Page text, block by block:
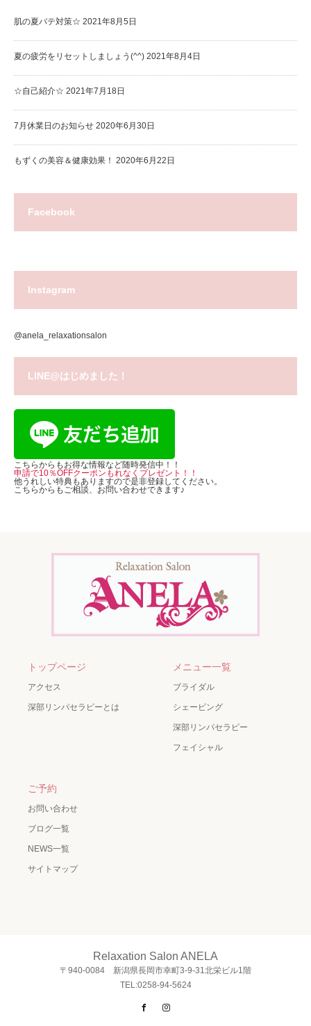
肌の夏バテ対策☆ 2021年8月5日
夏の疲労をリセットしましょう(^^) 2021年8月4日
☆自己紹介☆ 2021年7月18日
7月休業日のお知らせ 2020年6月30日
もずくの美容＆健康効果！ 2020年6月22日
Facebook
Instagram
@anela_relaxationsalon
LINE@はじめました！
こちらからもお得な情報など随時発信中！！
申請で10％OFFクーポンもれなくプレゼント！！
他うれしい特典もありますので是非登録してください。
こちらからもご相談、お問い合わせできます♪
トップページ
アクセス
深部リンパセラピーとは
メニュー一覧
ブライダル
シェービング
深部リンパセラピー
フェイシャル
ご予約
お問い合わせ
ブログ一覧
NEWS一覧
サイトマップ
Relaxation Salon ANELA
〒940-0084 新潟県長岡市幸町3-9-31北栄ビル1階
TEL:0258-94-5624
Facebook